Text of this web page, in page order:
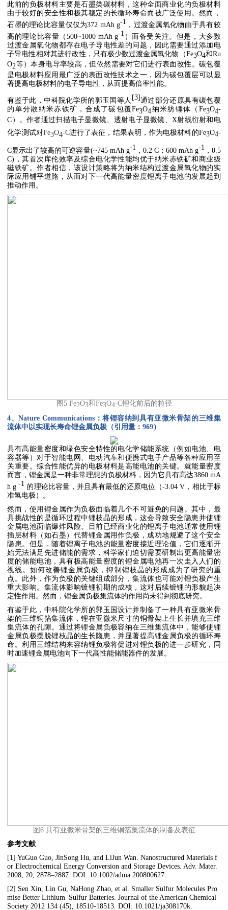
此前的负极材料主要是石墨类碳材料，这种全面商业化的负极材料
由于较好的安全性和极其稳定的长循环寿命而被广泛使用。然而，
石墨的理论比容量仅仅为372 mAh g-1 ，过渡金属氧化物由于具有较
高的理论比容量（500~1000 mAh g-1 ）而备受关注。但是，大多数
过渡金属氧化物都存在电子导电性差的问题，因此需要通过添加电
子导电性相对其进行改性，只有极少数过渡金属氧化物（Fe3O4和Ru
O2等）本身电导率较高，但依然需要对它们进行表面改性。碳包覆
是电极材料应用最广泛的表面改性技术之一，因为碳包覆层可以显
著提高电极材料的电子导电性，从而提高倍率性能。
有鉴于此，中科院化学所的郭玉国等人 [3]通过部分还原具有碳包覆
的单分散纳米赤铁矿，合成了碳包覆Fe3O4纳米纺锤体（Fe3O4-
C）。作者通过扫描电子显微镜、透射电子显微镜、X射线衍射和电
化学测试对Fe3O4-C进行了表征，结果表明，作为电极材料的Fe3O4-
C显示出了较高的可逆容量(~745 mAh g-1 ，0.2 C；600 mAh g-1 ，0.5
C)，其首次库伦效率及综合电化学性能均优于纳米赤铁矿和商业级
磁铁矿。作者相信，该设计策略将为纳米结构过渡金属氧化物的实
际应用铺平道路，从而对下一代高能量密度锂离子电池的发展起到
推动作用。
图5 Fe2O3和Fe3O4-C锂化前后的粒径
4、Nature Communications ：将锂容纳到具有亚微米骨架的三维集
流体中以实现长寿命锂金属负极（引用量：969）
具有高能量密度和绿色安全特性的电化学储能系统（例如电池、电
容器等）对于智能电网、电动汽车和便携式电子产品等各种应用至
关重要。综合性能优异的电极材料是高能电池的关键。就能量密度
而言，锂金属是一种非常理想的负极材料，因为它具有高达3860 mA
h g-1 的理论比容量，并且具有最低的还原电位（-3.04 V，相比于标
准氢电极）。
然而，使用锂金属作为负极面临着几个不可避免的问题。其中，最
具挑战性的是循环过程中锂枝晶的形成，这会导致安全隐患并使锂
金属电池面临爆炸风险。目前已经商业化的锂离子电池通常使用锂
插层材料（如石墨）代替锂金属用作负极，成功地规避了这个安全
隐患。但是，随着锂离子电池的能量密度接近理论值，它们逐渐开
始无法满足先进储能的需求，科学家们迫切需要研制出更高能量密
度的储能电池，具有极高能量密度的锂金属电池再一次走入人们的
视线。如何改善锂金属负极，抑制锂枝晶的形成成为了研究的重
点。此外，作为负极的关键组成部分，集流体也可能对锂负极产生
重大影响。集流体影响镀锂初期的成核，这对后续镀锂的形貌起决
定性作用。然而，锂金属负极集流体的作用尚未得到彻底研究。
有鉴于此，中科院化学所的郭玉国设计并制备了一种具有亚微米骨
架的三维铜箔集流体，锂在亚微米尺寸的铜骨架上生长并填充三维
集流体的孔隙。通过将锂金属负极容纳在三维集流体中，能够使锂
金属负极摆脱锂枝晶的生长隐患，并显著提高锂金属负极的循环寿
命。利用三维结构来容纳锂负极将促进对锂负极的进一步研究，同
时加速锂金属电池向下一代高性能储能器件的发展。
图6 具有亚微米骨架的三维铜箔集流体的制备及表征
参考文献
[1] YuGuo Guo, JinSong Hu, and LiJun Wan. Nanostructured Materials f
or Electrochemical Energy Conversion and Storage Devices. Adv. Mater.
2008, 20, 2878–2887. DOI: 10.1002/adma.200800627.
[2] Sen Xin, Lin Gu, NaHong Zhao, et al. Smaller Sulfur Molecules Pro
mise Better Lithium–Sulfur Batteries. Journal of the American Chemical
Society 2012 134 (45), 18510-18513. DOI: 10.1021/ja308170k.